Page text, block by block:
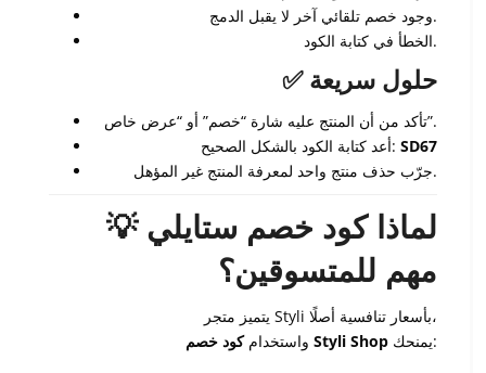
وجود خصم تلقائي آخر لا يقبل الدمج.
الخطأ في كتابة الكود.
✅ حلول سريعة
تأكد من أن المنتج عليه شارة “خصم” أو “عرض خاص”.
أعد كتابة الكود بالشكل الصحيح: SD67
جرّب حذف منتج واحد لمعرفة المنتج غير المؤهل.
💡 لماذا كود خصم ستايلي
مهم للمتسوقين؟
يتميز متجر Styli بأسعار تنافسية أصلًا،
واستخدام كود خصم Styli Shop يمنحك: